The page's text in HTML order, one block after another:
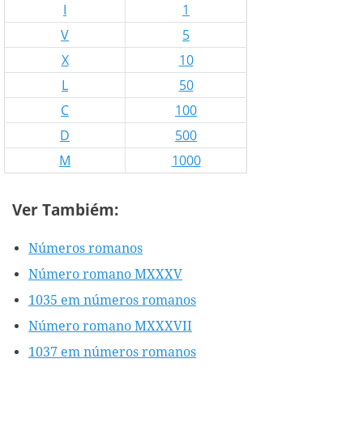
I
1
V
5
X
10
L
50
C
100
D
500
M
1000
Ver Tambiém:
Números romanos
Número romano MXXXV
1035 em números romanos
Número romano MXXXVII
1037 em números romanos